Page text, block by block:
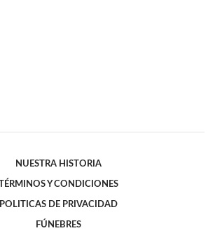
NUESTRA HISTORIA
TÉRMINOS Y CONDICIONES
POLITICAS DE PRIVACIDAD
FÚNEBRES